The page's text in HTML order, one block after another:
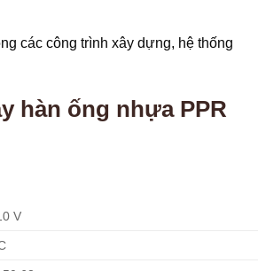
các công trình xây dựng, hệ thống
hàn ống nhựa PPR
V